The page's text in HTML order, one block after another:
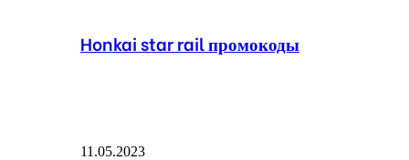
Honkai star rail промокоды
11.05.2023